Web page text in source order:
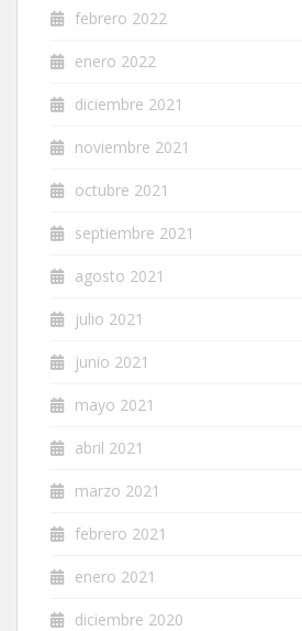
febrero 2022
enero 2022
diciembre 2021
noviembre 2021
octubre 2021
septiembre 2021
agosto 2021
julio 2021
junio 2021
mayo 2021
abril 2021
marzo 2021
febrero 2021
enero 2021
diciembre 2020